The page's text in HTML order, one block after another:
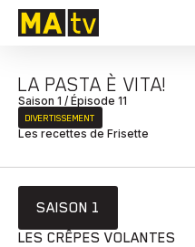
LA PASTA È VITA!
Saison 1 / Épisode 11
DIVERTISSEMENT
Les recettes de Frisette
SAISON 1
LES CRÊPES VOLANTES